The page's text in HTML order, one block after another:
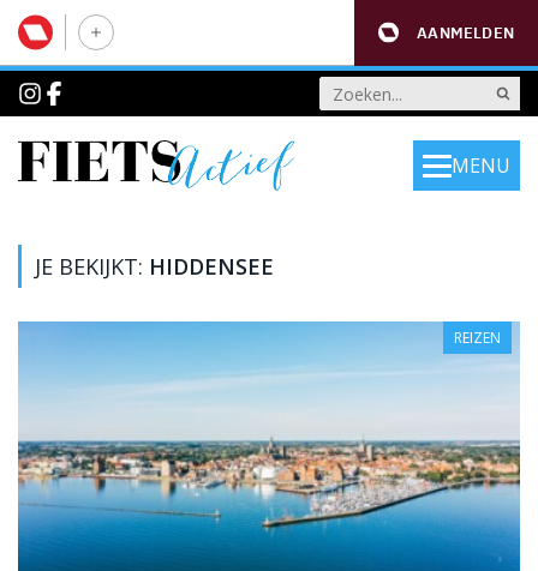
AANMELDEN
MENU
JE BEKIJKT: HIDDENSEE
REIZEN